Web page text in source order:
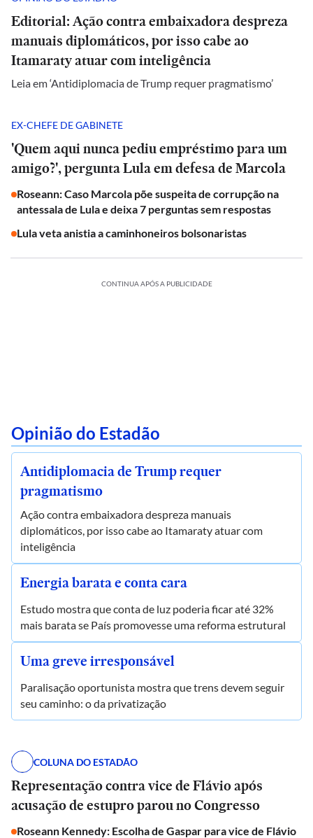
Editorial: Ação contra embaixadora despreza
manuais diplomáticos, por isso cabe ao
Itamaraty atuar com inteligência
Leia em ‘Antidiplomacia de Trump requer pragmatismo’
EX-CHEFE DE GABINETE
'Quem aqui nunca pediu empréstimo para um
amigo?', pergunta Lula em defesa de Marcola
Roseann: Caso Marcola põe suspeita de corrupção na
antessala de Lula e deixa 7 perguntas sem respostas
Lula veta anistia a caminhoneiros bolsonaristas
CONTINUA APÓS A PUBLICIDADE
Opinião do Estadão
Antidiplomacia de Trump requer
pragmatismo
Ação contra embaixadora despreza manuais
diplomáticos, por isso cabe ao Itamaraty atuar com
inteligência
Energia barata e conta cara
Estudo mostra que conta de luz poderia ficar até 32%
mais barata se País promovesse uma reforma estrutural
Uma greve irresponsável
Paralisação oportunista mostra que trens devem seguir
seu caminho: o da privatização
COLUNA DO ESTADÃO
Representação contra vice de Flávio após
acusação de estupro parou no Congresso
Roseann Kennedy: Escolha de Gaspar para vice de Flávio